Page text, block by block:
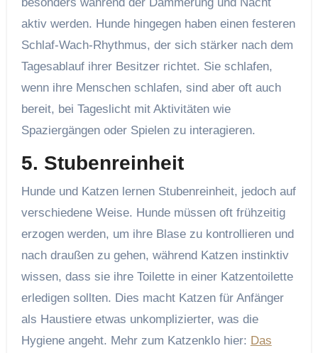
aktiv werden. Hunde hingegen haben einen festeren
Schlaf-Wach-Rhythmus, der sich stärker nach dem
Tagesablauf ihrer Besitzer richtet. Sie schlafen,
wenn ihre Menschen schlafen, sind aber oft auch
bereit, bei Tageslicht mit Aktivitäten wie
Spaziergängen oder Spielen zu interagieren.
5. Stubenreinheit
Hunde und Katzen lernen Stubenreinheit, jedoch auf
verschiedene Weise. Hunde müssen oft frühzeitig
erzogen werden, um ihre Blase zu kontrollieren und
nach draußen zu gehen, während Katzen instinktiv
wissen, dass sie ihre Toilette in einer Katzentoilette
erledigen sollten. Dies macht Katzen für Anfänger
als Haustiere etwas unkomplizierter, was die
Hygiene angeht. Mehr zum Katzenklo hier: Das